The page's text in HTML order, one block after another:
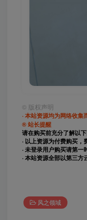
© 版权声明
· 本站资源均为网络收
® 站长提醒
请在购买前充分了解以下
· 以上资源为付费购买
· 未登录用户购买请第
· 本站资源全部以第三
风之领域